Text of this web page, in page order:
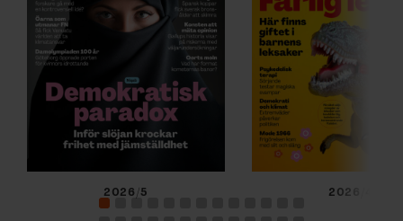
2026/5 2026/4